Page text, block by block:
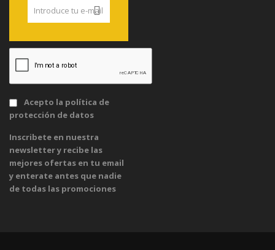
Acepto la política de
protección de datos
Inscribete en nuestra
newsletter y recibe las
mejores ofertas en tu email
y enterate antes que nadie
de todas las promociones